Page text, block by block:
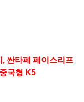
싼타페 페이스리프
국형 K5